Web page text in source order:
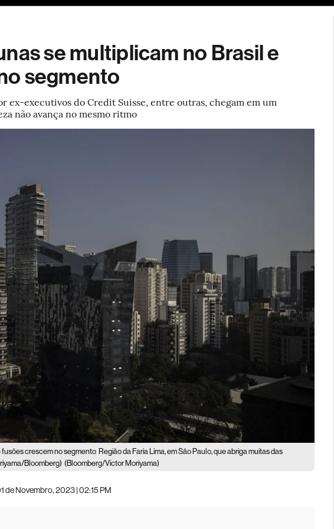
se multiplicam no Brasil e
segmento
ex-executivos do Credit Suisse, entre outras, chegam em um
não avança no mesmo ritmo
crescem no segmento Região da Faria Lima, em São Paulo, que abriga muitas das
Bloomberg) (Bloomberg/Victor Moriyama)
de Novembro, 2023 | 02:15 PM